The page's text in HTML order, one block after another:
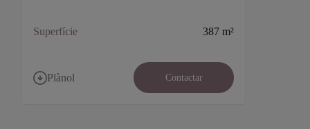
Superfície 387 m²
Plànol Contactar